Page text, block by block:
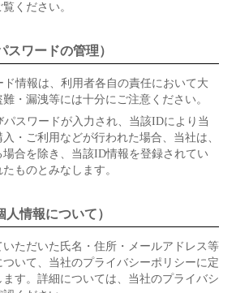
ください。
ワードの管理）
情報は、利用者各自の責任において大
・漏洩等には十分にご注意ください。
スワードが入力され、当該IDにより当
・ご利用などが行われた場合、当社は、
合を除き、当該ID情報を登録されてい
ものとみなします。
情報について）
ただいた氏名・住所・メールアドレス等
いて、当社のプライバシーポリシーに定
す。詳細については、当社のプライバシ